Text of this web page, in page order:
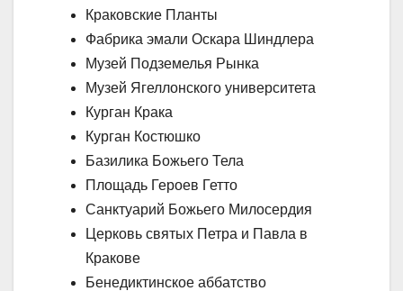
Краковские Планты
Фабрика эмали Оскара Шиндлера
Музей Подземелья Рынка
Музей Ягеллонского университета
Курган Крака
Курган Костюшко
Базилика Божьего Тела
Площадь Героев Гетто
Санктуарий Божьего Милосердия
Церковь святых Петра и Павла в
Кракове
Бенедиктинское аббатство